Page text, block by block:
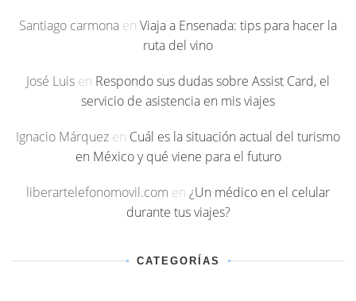
Santiago carmona en Viaja a Ensenada: tips para hacer la
ruta del vino
José Luis en Respondo sus dudas sobre Assist Card, el
servicio de asistencia en mis viajes
Ignacio Márquez en Cuál es la situación actual del turismo
en México y qué viene para el futuro
liberartelefonomovil.com en ¿Un médico en el celular
durante tus viajes?
CATEGORÍAS